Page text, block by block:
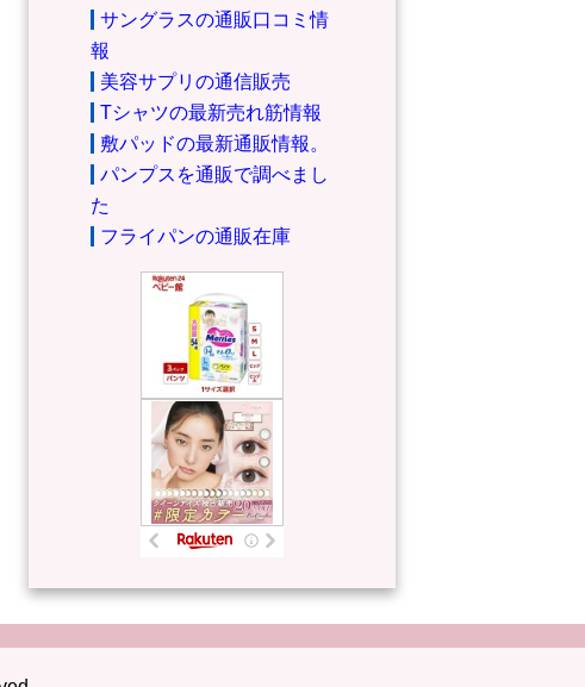
サングラスの通販口コミ情
報
美容サプリの通信販売
Tシャツの最新売れ筋情報
敷パッドの最新通販情報。
パンプスを通販で調べまし
た
フライパンの通販在庫